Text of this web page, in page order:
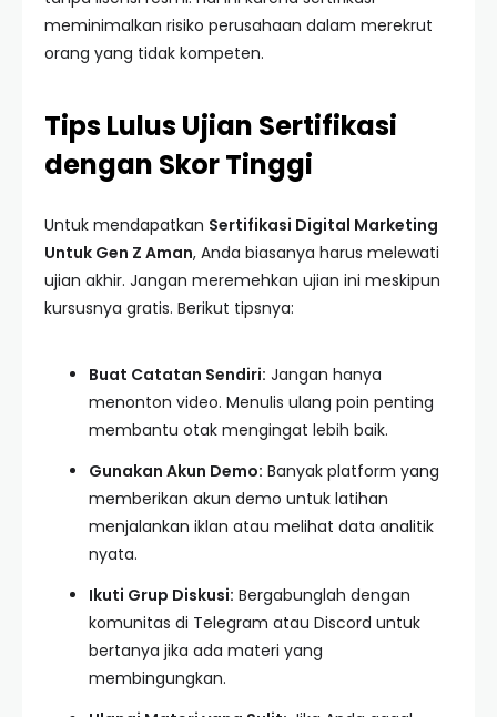
meminimalkan risiko perusahaan dalam merekrut
orang yang tidak kompeten.
Tips Lulus Ujian Sertifikasi
dengan Skor Tinggi
Untuk mendapatkan Sertifikasi Digital Marketing
Untuk Gen Z Aman, Anda biasanya harus melewati
ujian akhir. Jangan meremehkan ujian ini meskipun
kursusnya gratis. Berikut tipsnya:
Buat Catatan Sendiri: Jangan hanya
menonton video. Menulis ulang poin penting
membantu otak mengingat lebih baik.
Gunakan Akun Demo: Banyak platform yang
memberikan akun demo untuk latihan
menjalankan iklan atau melihat data analitik
nyata.
Ikuti Grup Diskusi: Bergabunglah dengan
komunitas di Telegram atau Discord untuk
bertanya jika ada materi yang
membingungkan.